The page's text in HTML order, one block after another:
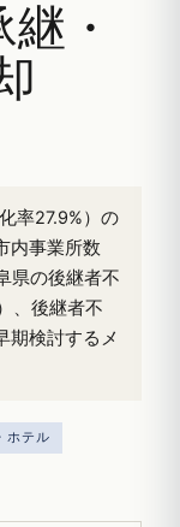
・
率27.9%）の
内事業所数
県の後継者不
、後継者不
期検討するメ
ホテル